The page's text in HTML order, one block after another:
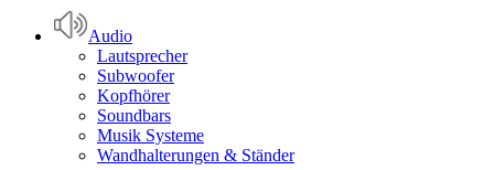
Audio
Lautsprecher
Subwoofer
Kopfhörer
Soundbars
Musik Systeme
Wandhalterungen & Ständer